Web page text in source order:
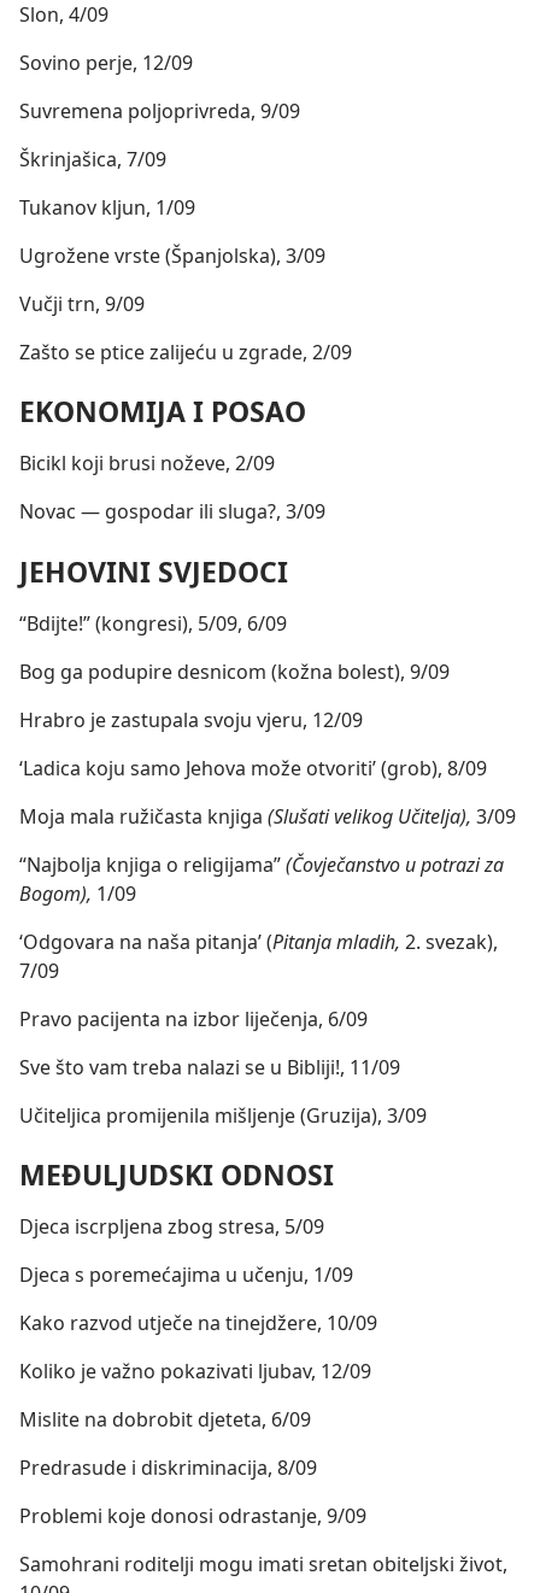
Slon, 4/09
Sovino perje, 12/09
Suvremena poljoprivreda, 9/09
Škrinjašica, 7/09
Tukanov kljun, 1/09
Ugrožene vrste (Španjolska), 3/09
Vučji trn, 9/09
Zašto se ptice zalijeću u zgrade, 2/09
EKONOMIJA I POSAO
Bicikl koji brusi noževe, 2/09
Novac — gospodar ili sluga?, 3/09
JEHOVINI SVJEDOCI
“Bdijte!” (kongresi), 5/09, 6/09
Bog ga podupire desnicom (kožna bolest), 9/09
Hrabro je zastupala svoju vjeru, 12/09
‘Ladica koju samo Jehova može otvoriti’ (grob), 8/09
Moja mala ružičasta knjiga (Slušati velikog Učitelja), 3/09
“Najbolja knjiga o religijama”(Čovječanstvo u potrazi za
Bogom), 1/09
‘Odgovara na naša pitanja’ (Pitanja mladih, 2. svezak),
7/09
Pravo pacijenta na izbor liječenja, 6/09
Sve što vam treba nalazi se u Bibliji!, 11/09
Učiteljica promijenila mišljenje (Gruzija), 3/09
MEĐULJUDSKI ODNOSI
Djeca iscrpljena zbog stresa, 5/09
Djeca s poremećajima u učenju, 1/09
Kako razvod utječe na tinejdžere, 10/09
Koliko je važno pokazivati ljubav, 12/09
Mislite na dobrobit djeteta, 6/09
Predrasude i diskriminacija, 8/09
Problemi koje donosi odrastanje, 9/09
Samohrani roditelji mogu imati sretan obiteljski život,